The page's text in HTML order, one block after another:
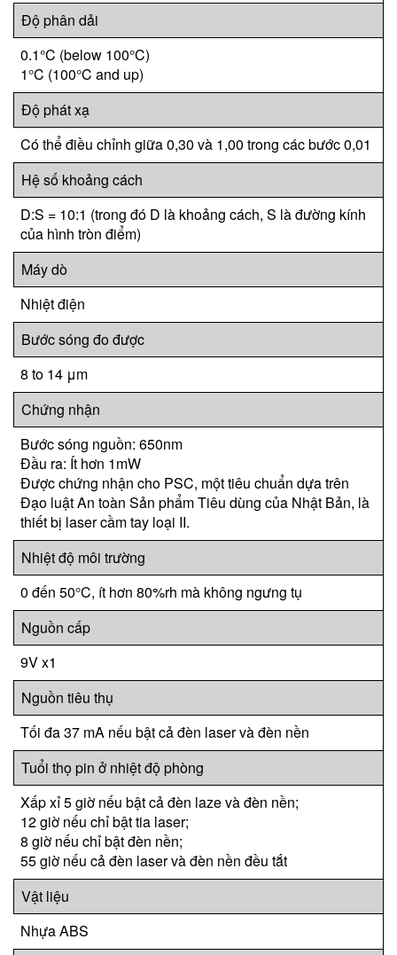
Độ phân dải
0.1°C (below 100°C)
1°C (100°C and up)
Độ phát xạ
Có thể điều chỉnh giữa 0,30 và 1,00 trong các bước 0,01
Hệ số khoảng cách
D:S = 10:1 (trong đó D là khoảng cách, S là đường kính
của hình tròn điểm)
Máy dò
Nhiệt điện
Bước sóng đo được
8 to 14 μm
Chứng nhận
Bước sóng nguồn: 650nm
Đầu ra: Ít hơn 1mW
Được chứng nhận cho PSC, một tiêu chuẩn dựa trên
Đạo luật An toàn Sản phẩm Tiêu dùng của Nhật Bản, là
thiết bị laser cầm tay loại II.
Nhiệt độ môi trường
0 đến 50°C, ít hơn 80%rh mà không ngưng tụ
Nguồn cấp
9V x1
Nguồn tiêu thụ
Tối đa 37 mA nếu bật cả đèn laser và đèn nền
Tuổi thọ pin ở nhiệt độ phòng
Xấp xỉ 5 giờ nếu bật cả đèn laze và đèn nền;
12 giờ nếu chỉ bật tia laser;
8 giờ nếu chỉ bật đèn nền;
55 giờ nếu cả đèn laser và đèn nền đều tắt
Vật liệu
Nhựa ABS